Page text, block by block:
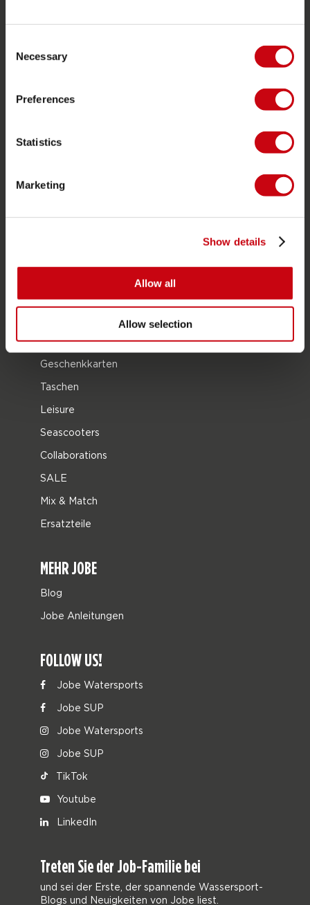
Selection
Necessary
Preferences
Statistics
Marketing
Show details
Allow all
Allow selection
PRODUKTGRUPPEN
SUP
Kayaks
Schutzausrüstung
Bootszubehör
Geschenkkarten
Taschen
Leisure
Seascooters
Collaborations
SALE
Mix & Match
Ersatzteile
MEHR JOBE
Blog
Jobe Anleitungen
FOLLOW US!
Jobe Watersports
Jobe SUP
Jobe Watersports
Jobe SUP
TikTok
Youtube
LinkedIn
Treten Sie der Job-Familie bei
und sei der Erste, der spannende Wassersport-
Blogs und Neuigkeiten von Jobe liest.